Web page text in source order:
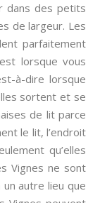
dans des petits
de largeur. Les
parfaitement
lorsque vous
à-dire lorsque
sortent et se
de lit parce
le lit, l’endroit
qu’elles
Vignes ne sont
autre lieu que